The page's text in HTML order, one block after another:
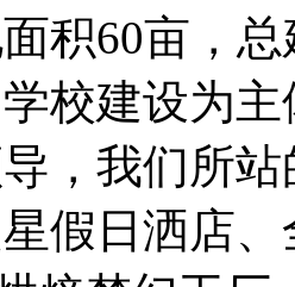
积60亩，
校建设为
，我们所
假日洒店